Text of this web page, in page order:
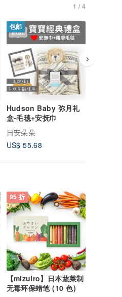
1 / 4
包邮
Hudson Baby 弥月礼
盒-毛毯+安抚巾
日安朵朵
US$ 55.68
95 折
【mizuiro】日本蔬菜制
无毒环保蜡笔 (10 色)